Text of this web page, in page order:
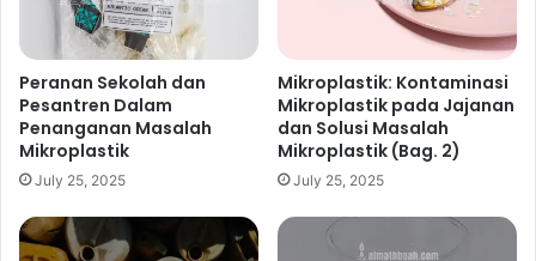
Peranan Sekolah dan
Pesantren Dalam
Penanganan Masalah
Mikroplastik
July 25, 2025
Mikroplastik: Kontaminasi
Mikroplastik pada Jajanan
dan Solusi Masalah
Mikroplastik (Bag. 2)
July 25, 2025